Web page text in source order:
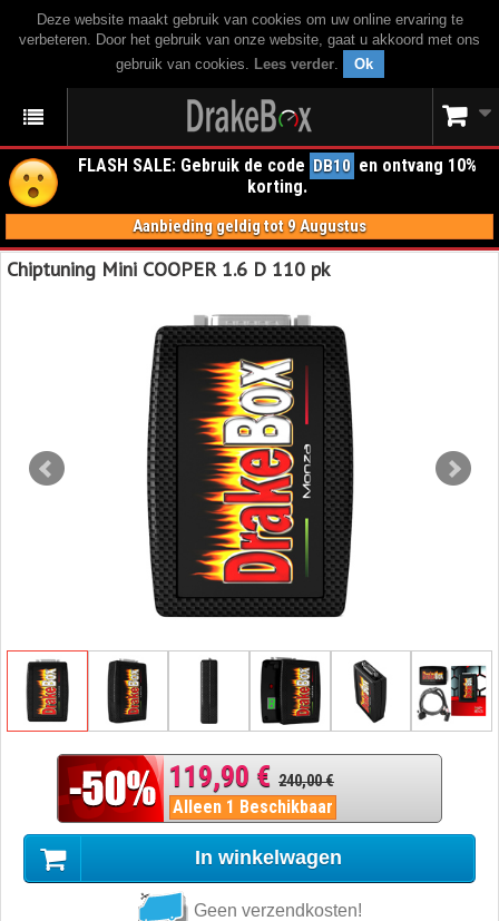
Deze website maakt gebruik van cookies om uw online ervaring te
verbeteren. Door het gebruik van onze website, gaat u akkoord met ons
gebruik van cookies. Lees verder. Ok
FLASH SALE: Gebruik de code DB10 en ontvang 10%
korting.
Aanbieding geldig tot 9 Augustus
Chiptuning Mini COOPER 1.6 D 110 pk
119,90 € 240,00 €
Alleen 1 Beschikbaar
In winkelwagen
Geen verzendkosten!